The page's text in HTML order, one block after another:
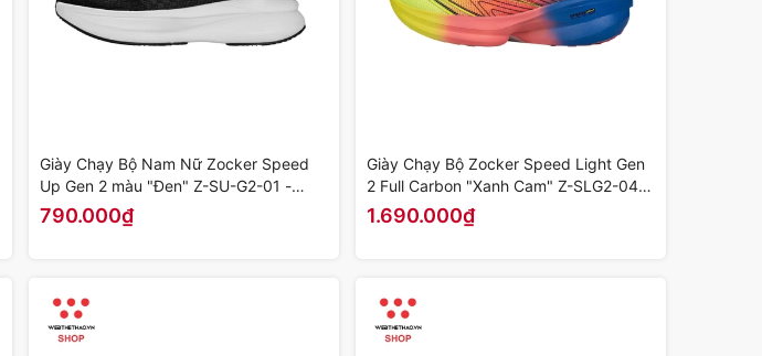
Giày Chạy Bộ Nam Nữ Zocker Speed
Up Gen 2 màu "Đen" Z-SU-G2-01 -
Hàng Chính Hãng
790.000₫
Giày Chạy Bộ Zocker Speed Light Gen
2 Full Carbon "Xanh Cam" Z-SLG2-04 -
Hàng Chính Hãng
1.690.000₫